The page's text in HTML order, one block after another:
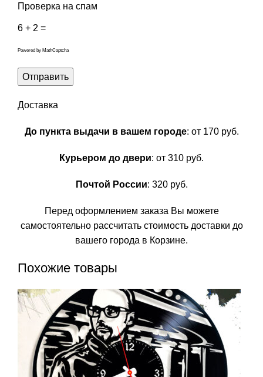
Проверка на спам
6 + 2 =
Powered by MathCaptcha
Доставка
До пункта выдачи в вашем городе: от 170 руб.
Курьером до двери: от 310 руб.
Почтой России: 320 руб.
Перед оформлением заказа Вы можете
самостоятельно рассчитать стоимость доставки до
вашего города в Корзине.
Похожие товары